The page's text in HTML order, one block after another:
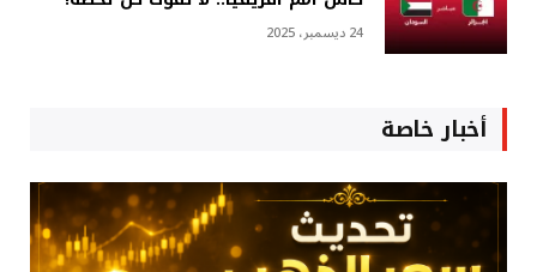
24 ديسمبر، 2025
أخبار خاصة